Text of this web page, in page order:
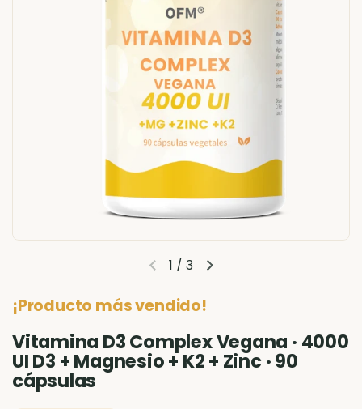
Diapositiva anteriorSiguiente diapositiva
1 / 3
¡Producto más vendido!
Vitamina D3 Complex Vegana · 4000
UI D3 + Magnesio + K2 + Zinc · 90
cápsulas